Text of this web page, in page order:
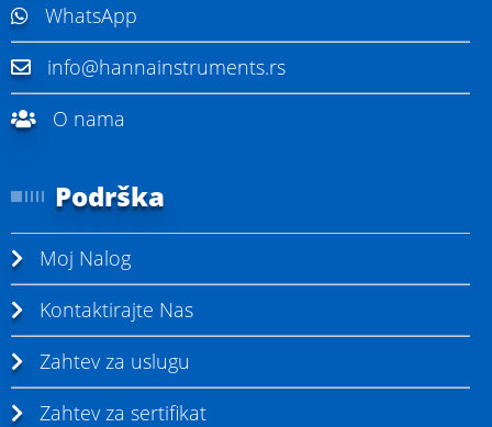
WhatsApp
info@hannainstruments.rs
O nama
Podrška
Moj Nalog
Kontaktirajte Nas
Zahtev za uslugu
Zahtev za sertifikat